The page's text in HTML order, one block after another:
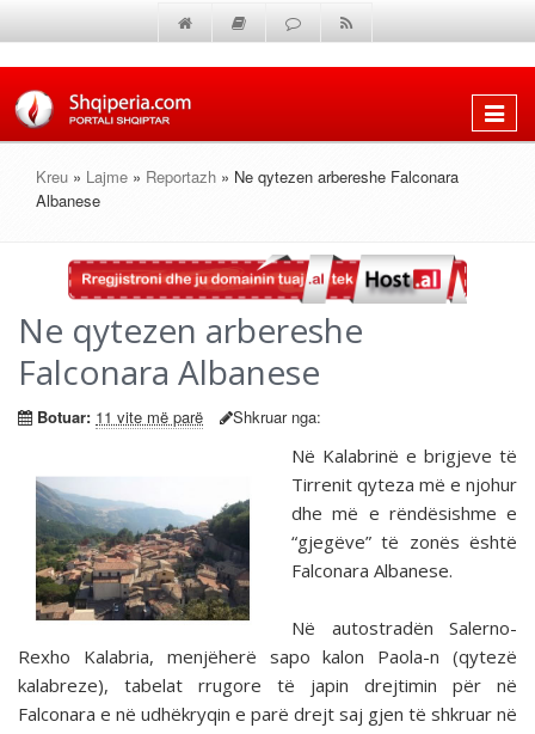
Shfaq
Kreu » Lajme » Reportazh » Ne qytezen arbereshe Falconara
Albanese
Ne qytezen arbereshe
Falconara Albanese
Botuar: 11 vite më parë Shkruar nga:
Në Kalabrinë e brigjeve të
Tirrenit qyteza më e njohur
dhe më e rëndësishme e
“gjegëve” të zonës është
Falconara Albanese.
Në autostradën Salerno-
Rexho Kalabria, menjëherë sapo kalon Paola-n (qytezë
kalabreze), tabelat rrugore të japin drejtimin për në
Falconara e në udhëkryqin e parë drejt saj gjen të shkruar në